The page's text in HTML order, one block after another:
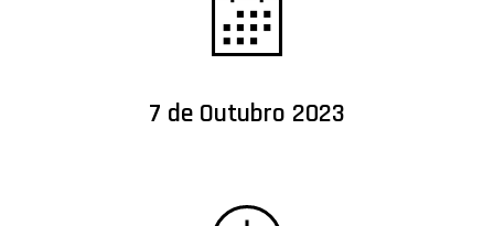
7 de Outubro 2023